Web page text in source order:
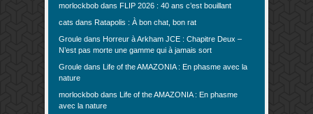
morlockbob dans FLIP 2026 : 40 ans c’est bouillant
cats dans Ratapolis : À bon chat, bon rat
Groule dans Horreur à Arkham JCE : Chapitre Deux –
N’est pas morte une gamme qui à jamais sort
Groule dans Life of the AMAZONIA : En phasme avec la
nature
morlockbob dans Life of the AMAZONIA : En phasme
avec la nature